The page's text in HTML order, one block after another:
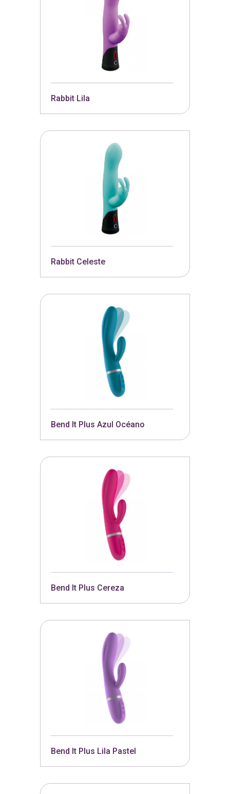
Rabbit Lila
Rabbit Celeste
Bend It Plus Azul Océano
Bend It Plus Cereza
Bend It Plus Lila Pastel